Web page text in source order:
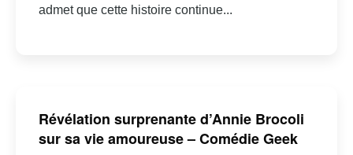
admet que cette histoire continue...
Révélation surprenante d’Annie Brocoli
sur sa vie amoureuse – Comédie Geek